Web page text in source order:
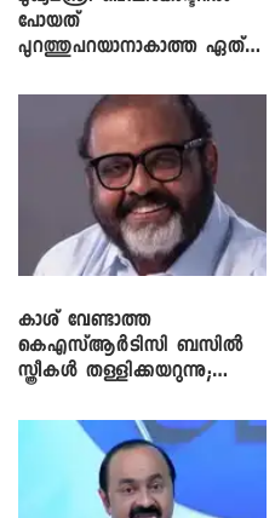
പോയത്
പുറത്തുപറയാനാകാത്ത ഏത്
കാശ് വേണ്ടാത്ത
കെഎസ്ആർടിസി ബസിൽ
സ്ത്രീകൾ തള്ളിക്കയറുന്നു;